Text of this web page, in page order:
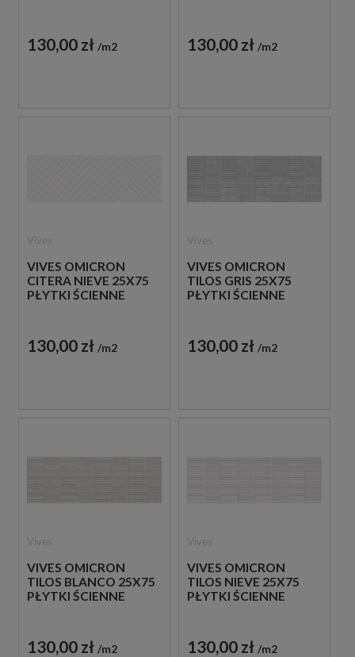
130,00 zł m2 130,00 zł m2
VIVES OMICRON
CITERA NIEVE 25X75
PŁYTKI ŚCIENNE
130,00 zł m2
VIVES OMICRON
TILOS GRIS 25X75
PŁYTKI ŚCIENNE
130,00 zł m2
VIVES OMICRON
TILOS BLANCO 25X75
PŁYTKI ŚCIENNE
130,00 zł m2
VIVES OMICRON
TILOS NIEVE 25X75
PŁYTKI ŚCIENNE
130,00 zł m2